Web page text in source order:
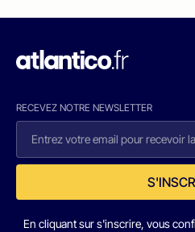
RECEVEZ NOTRE NEWSLETTER
En cliquant sur s'inscrire, vous